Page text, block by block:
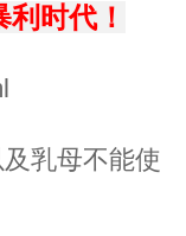
时代！
乳母不能使